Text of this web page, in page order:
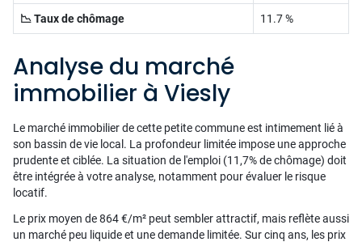
📉 Taux de chômage 11.7 %
Analyse du marché
immobilier à Viesly
Le marché immobilier de cette petite commune est intimement lié à
son bassin de vie local. La profondeur limitée impose une approche
prudente et ciblée. La situation de l'emploi (11,7% de chômage) doit
être intégrée à votre analyse, notamment pour évaluer le risque
locatif.
Le prix moyen de 864 €/m² peut sembler attractif, mais reflète aussi
un marché peu liquide et une demande limitée. Sur cinq ans, les prix